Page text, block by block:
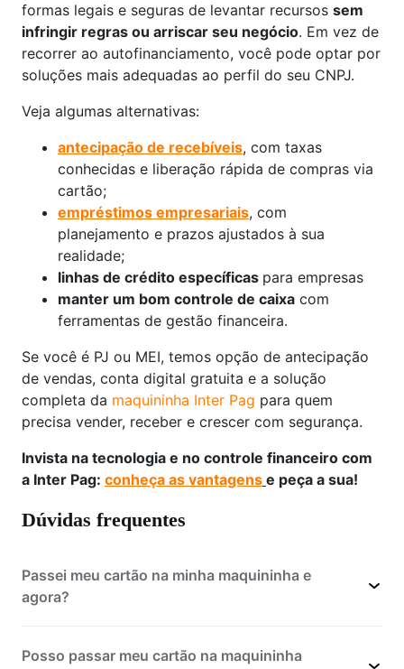
formas legais e seguras de levantar recursos sem
infringir regras ou arriscar seu negócio. Em vez de
recorrer ao autofinanciamento, você pode optar por
soluções mais adequadas ao perfil do seu CNPJ.
Veja algumas alternativas:
antecipação de recebíveis, com taxas
conhecidas e liberação rápida de compras via
cartão;
empréstimos empresariais, com
planejamento e prazos ajustados à sua
realidade;
linhas de crédito específicas para empresas
manter um bom controle de caixa com
ferramentas de gestão financeira.
Se você é PJ ou MEI, temos opção de antecipação
de vendas, conta digital gratuita e a solução
completa da maquininha Inter Pag para quem
precisa vender, receber e crescer com segurança.
Invista na tecnologia e no controle financeiro com
a Inter Pag: conheça as vantagens e peça a sua!
Dúvidas frequentes
Passei meu cartão na minha maquininha e
agora?
pare
Posso passar meu cartão na maquininha